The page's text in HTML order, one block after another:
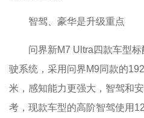
智驾、豪华是升级重点
问界新M7 Ultra四款车型
驶系统，采用问界M9同款的
米，感知能力更强大，智驾和
考，现款车型的高阶智驾使用